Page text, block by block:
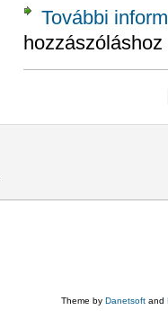
További
hozzászóláshoz
Theme by Danetsoft and